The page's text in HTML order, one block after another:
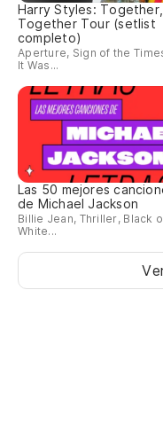
Harry Styles: Together,
Together Tour (setlist
completo)
Aperture, Sign of the
It Was...
Las 50 mejores
de Michael Jackson
Billie Jean, Thriller, Black
White...